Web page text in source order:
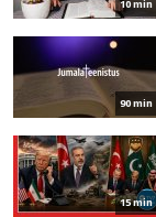
10 min
90 min
15 min